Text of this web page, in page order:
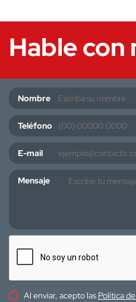
Hable
Nombre
Teléfono
E-mail
Mensaje
Al enviar, acepto las Política